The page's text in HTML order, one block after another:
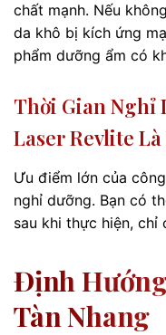
chất mạnh. Nếu
da khô bị kích ứng
phẩm dưỡng ẩm có
Thời Gian Nghỉ
Laser Revlite
Ưu điểm lớn của
nghỉ dưỡng. Bạn có
sau khi thực hiện, chỉ
Định
Tàn Nhang